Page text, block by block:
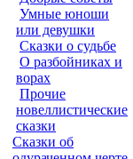
Умные юноши
или девушки
Сказки о судьбе
О разбойниках и
ворах
Прочие
новеллистические
сказки
Сказки об